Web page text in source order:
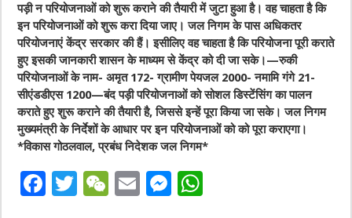
पड़ी न परियोजनाओं को शुरू कराने की तैयारी में जुटा हुआ है। वह चाहता है कि
इन परियोजनाओं को शुरू करा दिया जाए। जल निगम के पास अधिकतर
परियोजनाएं केंद्र सरकार की हैं। इसीलिए वह चाहता है कि परियोजना पूरी कराते
हुए इसकी जानकारी शासन के माध्यम से केंद्र को दी जा सके।—रुकी
परियोजनाओं के नाम- अमृत 172- ग्रामीण पेयजल 2000- नमामि गंगे 21-
सीएंडडीएस 1200—बंद पड़ी परियोजनाओं को सोशल डिस्टेंसिंग का पालन
कराते हुए शुरू कराने की तैयारी है, जिससे इन्हें पूरा किया जा सके। जल निगम
मुख्यमंत्री के निर्देशों के आधार पर इन परियोजनाओं को को पूरा कराएगा।
*विकास गोठलवाल, प्रबंध निदेशक जल निगम*
F
T
W E
M